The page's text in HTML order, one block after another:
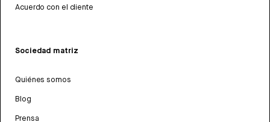
Acuerdo con el cliente
Sociedad matriz
Quiénes somos
Blog
Prensa